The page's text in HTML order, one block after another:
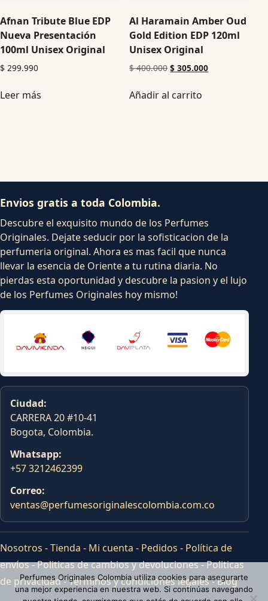
Afnan Tribute Blue EDP
Nueva Presentación
100ml Unisex Original
$ 299.990
Leer más
Al Haramain Amber Oud
Gold Edition EDP 120ml
Unisex Original
$400.000 $ 305.000
Añadir al carrito
Envios gratis a toda Colombia.
Descubre el exquisito mundo de los Perfumes
Originales. Dejate seducir por la sofisticacion de la
perfumeria original. Ahora es mas facil que nunca
llevar la esencia de Oriente a tu rutina diaria. No
pierdas esta oportunidad y descubre la pasion y el lujo
de los Perfumes Originales hoy mismo!
Ciudad:
CARRERA 20 #10-41
Bogota, Colombia.
Whatsapp:
+57 3212462399
Correo:
ventas@perfumesoriginalescolombia.com.co
Nosotros -Tienda - Mi cuenta - Pedidos - Política de
envíos-Politicas de cambios y devoluciones-Politicas
de privacidad-Terminos y condiciones legales-Blog
Perfumes Originales Colombia utiliza cookies para asegurarte
una mejor experiencia en nuestra web. Si continúas navegando